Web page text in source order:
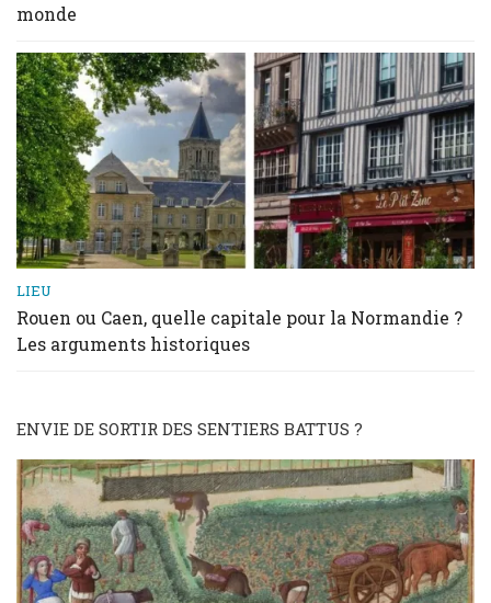
monde
LIEU
Rouen ou Caen, quelle capitale pour la Normandie ?
Les arguments historiques
ENVIE DE SORTIR DES SENTIERS BATTUS ?